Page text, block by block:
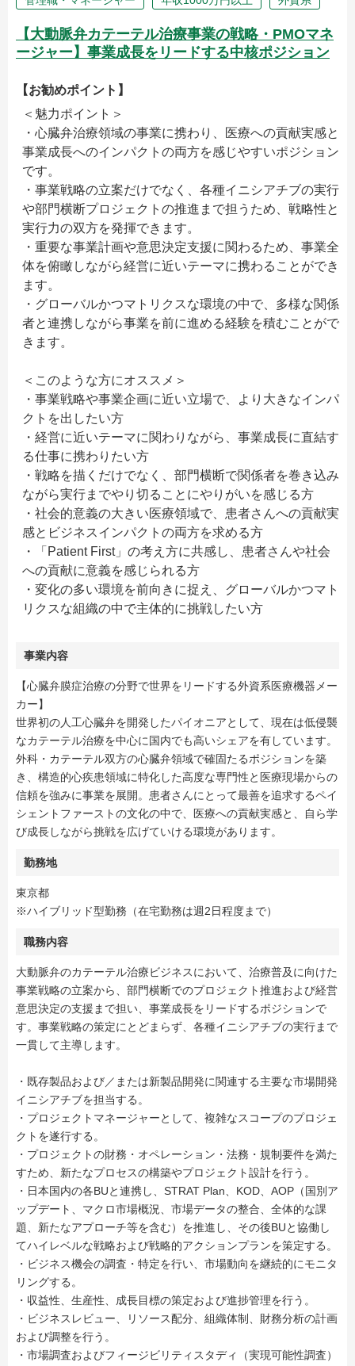
【大動脈弁カテーテル治療事業の戦略・PMOマネ
ージャー】事業成長をリードする中核ポジション
【お勧めポイント】
＜魅力ポイント＞
・心臓弁治療領域の事業に携わり、医療への貢献実感と
事業成長へのインパクトの両方を感じやすいポジション
です。
・事業戦略の立案だけでなく、各種イニシアチブの実行
や部門横断プロジェクトの推進まで担うため、戦略性と
実行力の双方を発揮できます。
・重要な事業計画や意思決定支援に関わるため、事業全
体を俯瞰しながら経営に近いテーマに携わることができ
ます。
・グローバルかつマトリクスな環境の中で、多様な関係
者と連携しながら事業を前に進める経験を積むことがで
きます。
＜このような方にオススメ＞
・事業戦略や事業企画に近い立場で、より大きなインパ
クトを出したい方
・経営に近いテーマに関わりながら、事業成長に直結す
る仕事に携わりたい方
・戦略を描くだけでなく、部門横断で関係者を巻き込み
ながら実行までやり切ることにやりがいを感じる方
・社会的意義の大きい医療領域で、患者さんへの貢献実
感とビジネスインパクトの両方を求める方
・「Patient First」の考え方に共感し、患者さんや社会
への貢献に意義を感じられる方
・変化の多い環境を前向きに捉え、グローバルかつマト
リクスな組織の中で主体的に挑戦したい方
事業内容
【心臓弁膜症治療の分野で世界をリードする外資系医療機器メー
カー】
世界初の人工心臓弁を開発したパイオニアとして、現在は低侵襲
なカテーテル治療を中心に国内でも高いシェアを有しています。
外科・カテーテル双方の心臓弁領域で確固たるポジションを築
き、構造的心疾患領域に特化した高度な専門性と医療現場からの
信頼を強みに事業を展開。患者さんにとって最善を追求するペイ
シェントファーストの文化の中で、医療への貢献実感と、自ら学
び成長しながら挑戦を広げていける環境があります。
勤務地
東京都
※ハイブリッド型勤務（在宅勤務は週2日程度まで）
職務内容
大動脈弁のカテーテル治療ビジネスにおいて、治療普及に向けた
事業戦略の立案から、部門横断でのプロジェクト推進および経営
意思決定の支援まで担い、事業成長をリードするポジションで
す。事業戦略の策定にとどまらず、各種イニシアチブの実行まで
一貫して主導します。
・既存製品および／または新製品開発に関連する主要な市場開発
イニシアチブを担当する。
・プロジェクトマネージャーとして、複雑なスコープのプロジェ
クトを遂行する。
・プロジェクトの財務・オペレーション・法務・規制要件を満た
すため、新たなプロセスの構築やプロジェクト設計を行う。
・日本国内の各BUと連携し、STRAT Plan、KOD、AOP（国別ア
ップデート、マクロ市場概況、市場データの整合、全体的な課
題、新たなアプローチ等を含む）を推進し、その後BUと協働し
てハイレベルな戦略および戦略的アクションプランを策定する。
・ビジネス機会の調査・特定を行い、市場動向を継続的にモニタ
リングする。
・収益性、生産性、成長目標の策定および進捗管理を行う。
・ビジネスレビュー、リソース配分、組織体制、財務分析の計画
および調整を行う。
・市場調査およびフィージビリティスタディ（実現可能性調査）